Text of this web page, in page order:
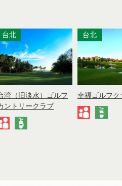
台北
湾（旧淡水）ゴルフ
ントリークラブ
台北
幸福ゴルフク